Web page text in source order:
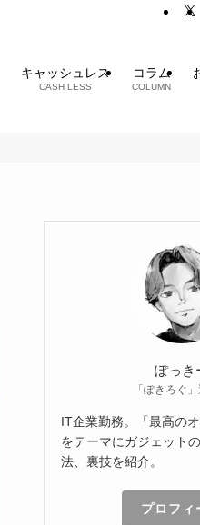
キャッシュレス
CASH LESS
コラム
COLUMN
ぽっき
「ぽきろぐ
IT企業勤務。「最高の
をテーマにガジェット
法、裏技を紹介。
プロフィ